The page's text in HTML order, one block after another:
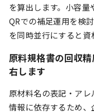
を算出します。小容
QRでの補足運用を検
を同時並行にすると資
原料規格書の回収
右します
原材料名の表記・ア
情報に依存するため